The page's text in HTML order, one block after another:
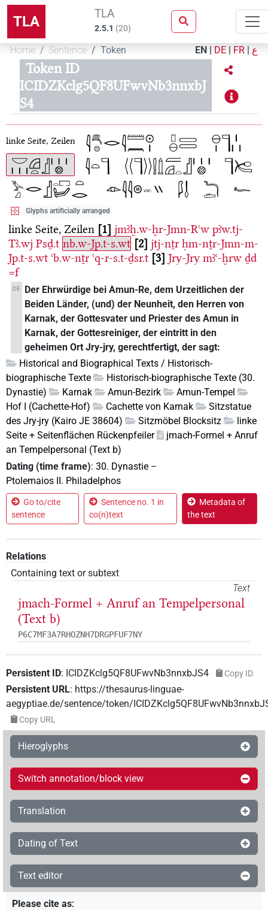
TLA TLA
2.5.1 (20)
Home Sentence Token EN | DE | FR | ع
Token ID
ICIDZKclg5QF8UFwvNb3nnxbJ
S4
linke Seite, Zeilen
Glyphs artificially arranged
linke Seite, Zeilen 1 jmꜣḫ.w-ḫr-Jmn-Rꜥw pꜣw.tj-
Tꜣ.wj Psḏ.t nb.w-Jp.t-s.wt 2 jtj-nṯr ḥm-nṯr-Jmn-m-
Jp.t-s.wt ꜥb.w-nṯr ꜥq-r-s.t-ḏsr.t 3 Jry-Jry mꜣꜥ-ḫrw ḏd
=f
DE
Der Ehrwürdige bei Amun-Re, dem Urzeitlichen der
Beiden Länder, (und) der Neunheit, den Herren von
Karnak, der Gottesvater und Priester des Amun in
Karnak, der Gottesreiniger, der eintritt in den
geheimen Ort Jry-jry, gerechtfertigt, der sagt:
Historical and Biographical Texts / Historisch-
biographische Texte
Historisch-biographische Texte (30.
Dynastie)
Karnak Amun-Bezirk
Amun-Tempel
Hof I (Cachette-Hof)
Cachette von Karnak
Sitzstatue
des Jry-jry (Kairo JE 38604)
Sitzmöbel Blocksitz
linke
Seite + Seitenflächen Rückenpfeiler
jmach-Formel + Anruf
an Tempelpersonal (Text b)
Dating (time frame): 30. Dynastie –
Ptolemaios II. Philadelphos
Go to/cite
sentence
Sentence no. 1 in
co(n)text
Metadata of
the text
Relations
Containing text or subtext
Text
jmach-Formel + Anruf an Tempelpersonal
(Text b)
P6C7MF3A7RHOZNH7DRGPFUF7NY
Persistent ID: ICIDZKclg5QF8UFwvNb3nnxbJS4 Copy ID
Persistent URL: https://thesaurus-linguae-
aegyptiae.de/sentence/token/
Copy URL
Hieroglyphs
Switch annotation/block view
Translation
Dating of Text
Text editor
Please cite as: